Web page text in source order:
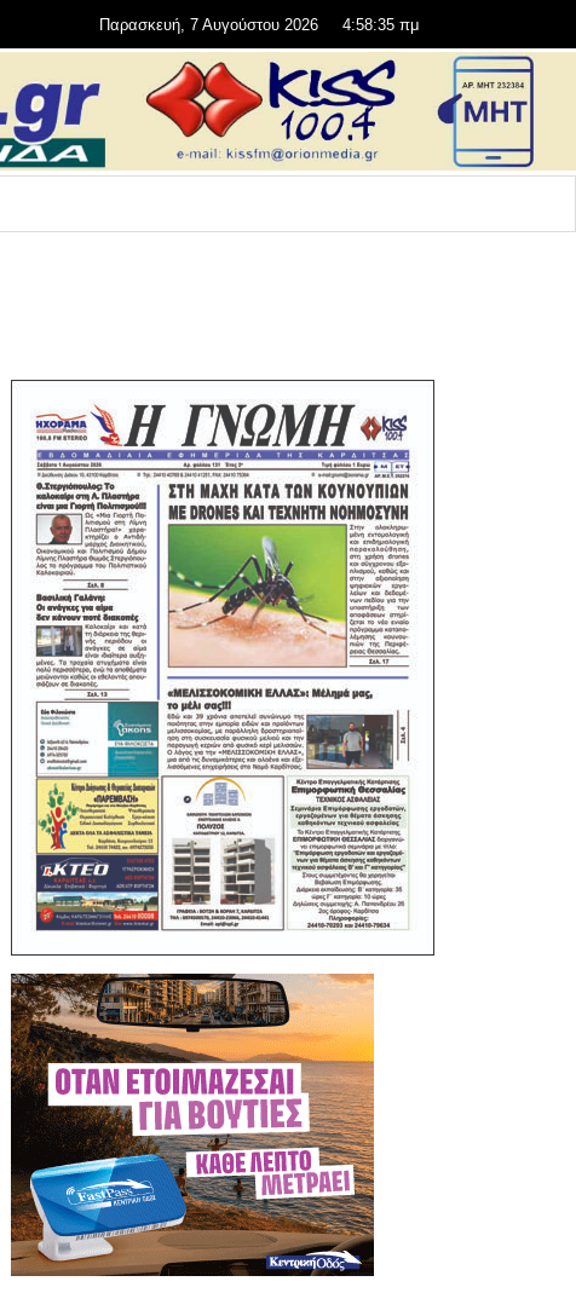
Παρασκευή, 7 Αυγούστου 2026 4:58:36 πμ